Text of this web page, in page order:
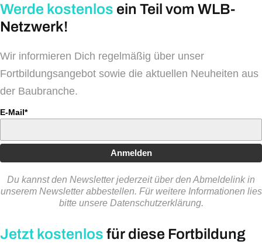
Werde kostenlos ein Teil vom WLB-
Netzwerk!
Wir informieren Dich regelmäßig über unser
Fortbildungsangebot sowie die aktuellen Neuheiten aus
der Baubranche.
E-Mail*
Anmelden
Du kannst den Newsletter jederzeit über den Abmeldelink in
unserem Newsletter abbestellen. Für weitere Informationen lies
bitte unsere Datenschutzerklärung.
Jetzt kostenlos für diese Fortbildung